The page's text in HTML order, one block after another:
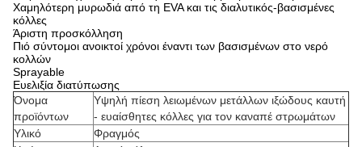
Χαμηλότερη μυρωδιά από τη EVA και τις διαλυτικός-βασισμένες
κόλλες
Άριστη προσκόλληση
Πιό σύντομοι ανοικτοί χρόνοι έναντι των βασισμένων στο νερό
κολλών
Sprayable
Ευελιξία διατύπωσης
Όνομα
προϊόντων
Υψηλή πίεση λειωμένων μετάλλων ιξώδους καυτή
- ευαίσθητες κόλλες για τον καναπέ στρωμάτων
Υλικό
Φραγμός